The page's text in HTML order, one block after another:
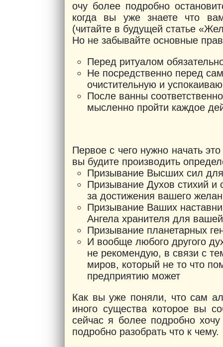
очу более подробно
когда вы уже знаете что
(читайте в будущей статье
Но не забывайте основные
Перед ритуалом
Не посредственно перед
очистительную и
После ванны
мысленно пройти каждое
Первое с чего нужно начать
вы будите производить
Призывание Высших сил
Призывание Духов стихий и
за достижения вашего
Призывание Ваших
Ангела хранителя для
Призывание планетарных
И вообще любого другого
не рекомендую, в связи с
миров, который не то что
предприятию может
Как вы уже поняли, что сам
иного существа которое вы
сейчас я более подробно
подробно разобрать что к чему.